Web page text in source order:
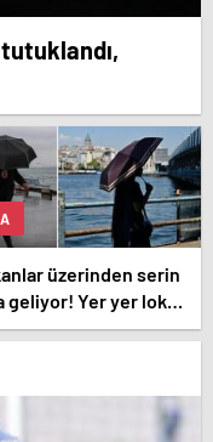
üzerinden serin
geliyor! Yer yer lokal
başlıyor | İstanbul